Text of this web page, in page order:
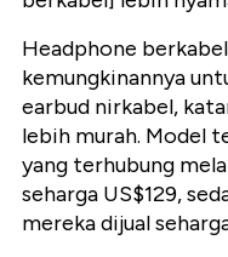
Headphone
kemungkinannya
earbud nirkabel,
lebih murah. Model
yang terhubung
seharga US$129,
mereka dijual